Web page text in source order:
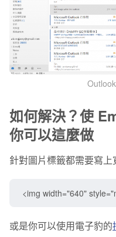
如何解決？使
你可以這麼做
針對圖片標籤都需要寫上
<img width="640"
或是你可以使用電子豹的